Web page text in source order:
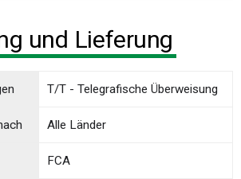
und Lieferung
T/T - Telegrafische Überweisung
FCA
Alle Länder